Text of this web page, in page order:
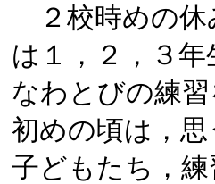
２校時めの休
は１，２，３
なわとびの練
初めの頃は，
子どもたち，